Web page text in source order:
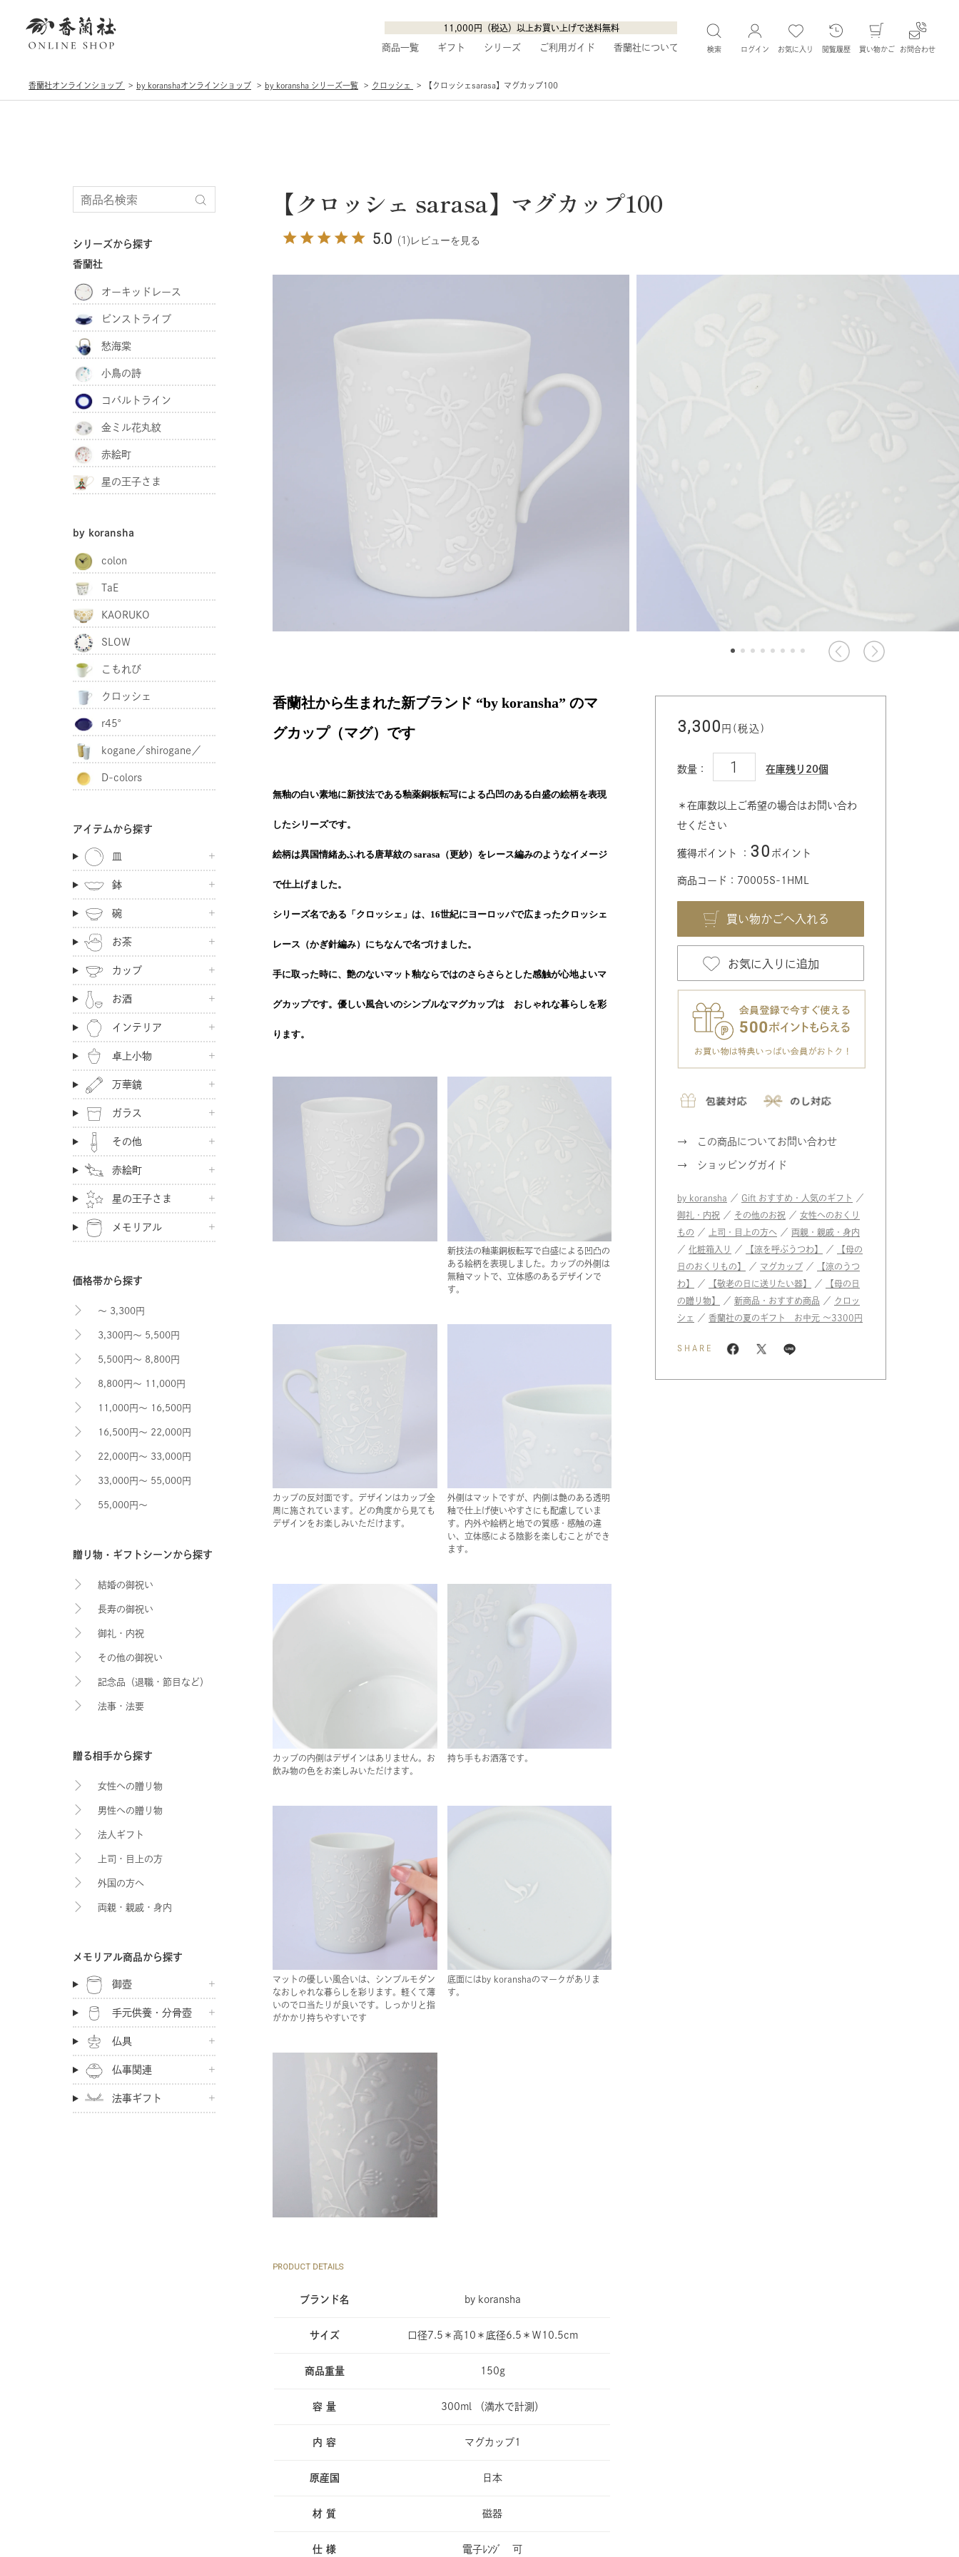
11,000円（税込）以上お買い上げで送料無料
商品一覧 ギフト シリーズ ご利用ガイド 香蘭社について 検索 ログイン お気に入り 閲覧履歴 買い物かご お問合わせ
香蘭社オンラインショップ by koranshaオンラインショップ by koransha シリーズ一覧 クロッシェ 【クロッシェsarasa】マグカップ100
【クロッシェ sarasa】マグカップ100
5.0 (1)レビューを見る
香蘭社から生まれた新ブランド “by koransha” のマ
グカップ（マグ）です
無釉の白い素地に新技法である釉薬銅板転写による凸凹のある白盛の絵柄を表現
したシリーズです。
絵柄は異国情緒あふれる唐草紋の sarasa（更紗）をレース編みのようなイメージ
で仕上げました。
シリーズ名である「クロッシェ」は、16世紀にヨーロッパで広まったクロッシェ
レース（かぎ針編み）にちなんで名づけました。
手に取った時に、艶のないマット釉ならではのさらさらとした感触が心地よいマ
グカップです。優しい風合いのシンプルなマグカップは おしゃれな暮らしを彩
ります。
新技法の釉薬銅板転写で白盛による凹凸の
ある絵柄を表現しました。カップの外側は
無釉マットで、立体感のあるデザインで
す。
カップの反対面です。デザインはカップ全
周に施されています。どの角度から見ても
デザインをお楽しみいただけます。
外側はマットですが、内側は艶のある透明
釉で仕上げ使いやすさにも配慮していま
す。内外や絵柄と地での質感・感触の違
い、立体感による陰影を楽しむことができ
ます。
カップの内側はデザインはありません。お
飲み物の色をお楽しみいただけます。
持ち手もお洒落です。
マットの優しい風合いは、シンプルモダン
なおしゃれな暮らしを彩ります。軽くて薄
いので口当たりが良いです。しっかりと指
がかかり持ちやすいです
底面にはby koranshaのマークがありま
す。
PRODUCT DETAILS
ブランド名 by koransha
サイズ 口径7.5＊高10＊底径6.5＊Ｗ10.5cm
商品重量 150g
容 量 300ml （満水で計測）
内 容 マグカップ1
原産国 日本
材 質 磁器
仕 様 電子ﾚﾝｼﾞ 可
3,300 円(税込)
数量： 在庫残り20個
＊在庫数以上ご希望の場合はお問い合わ
せください
獲得ポイント ： 30 ポイント
商品コード：70005S-1HML
お気に入りに追加
この商品についてお問い合わせ
ショッピングガイド
by koransha ／ Gift おすすめ・人気のギフト
／
御礼・内祝 ／ その他のお祝 ／ 女性へのおくり
もの ／ 上司・目上の方へ ／ 両親・親戚・身内
／ 化粧箱入り ／ 【涼を呼ぶうつわ】 ／
【母の
日のおくりもの】
／ マグカップ ／
【涼のうつ
わ】
／ 【敬老の日に送りたい器】 ／
【母の日
の贈り物】
／ 新商品・おすすめ商品 ／
クロッ
シェ
／ 香蘭社の夏のギフト お中元 〜3300円
SHARE
シリーズから探す
香蘭社
オーキッドレース
ピンストライプ
愁海棠
小鳥の詩
コバルトライン
金ミル花丸紋
赤絵町
星の王子さま
by koransha
colon
TaE
KAORUKO
SLOW
こもれび
クロッシェ
r45°
kogane／shirogane／
akaganeD-colors
アイテムから探す
皿
鉢
碗
お茶
カップ
お酒
インテリア
卓上小物
万華鏡
ガラス
その他
赤絵町
星の王子さま
メモリアル
価格帯から探す
～ 3,300円
3,300円～ 5,500円
5,500円～ 8,800円
8,800円～ 11,000円
11,000円～ 16,500円
16,500円～ 22,000円
22,000円～ 33,000円
33,000円～ 55,000円
55,000円～
贈り物・ギフトシーンから探す
結婚の御祝い
長寿の御祝い
御礼・内祝
その他の御祝い
記念品（退職・節目など）
法事・法要
贈る相手から探す
女性への贈り物
男性への贈り物
法人ギフト
上司・目上の方
外国の方へ
両親・親戚・身内
メモリアル商品から探す
御壺
手元供養・分骨壺
仏具
仏事関連
法事ギフト